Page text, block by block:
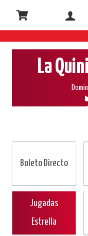
La
Boleto Directo
Jugadas
Estrella